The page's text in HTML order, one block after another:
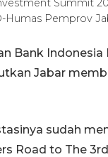
Summit
Humas Pemprov
Bank
Jabar
sudah
Road to The